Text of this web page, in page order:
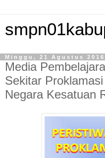
Minggu, 21 Agustus 2016
Media
Sekitar
Negara Kesatuan